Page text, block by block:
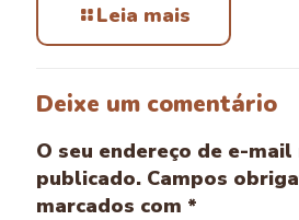
Leia mais
Deixe um comentário
O seu endereço de e-mail
publicado. Campos
marcados com *